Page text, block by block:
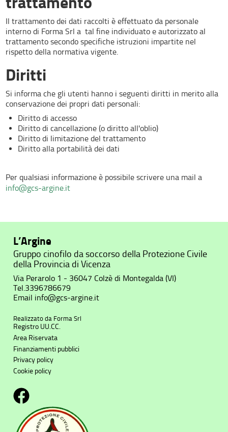
Il trattamento dei dati raccolti è effettuato da personale
interno di Forma Srl a tal fine individuato e autorizzato al
trattamento secondo specifiche istruzioni impartite nel
rispetto della normativa vigente.
Diritti
Si informa che gli utenti hanno i seguenti diritti in merito alla
conservazione dei propri dati personali:
Diritto di accesso
Diritto di cancellazione (o diritto all'oblio)
Diritto di limitazione del trattamento
Diritto alla portabilità dei dati
Per qualsiasi informazione è possibile scrivere una mail a
info@gcs-argine.it
L’Argine
Gruppo cinofilo da soccorso della Protezione Civile
della Provincia di Vicenza
Via Perarolo 1 - 36047 Colzè di Montegalda (VI)
Tel.3396786679
Email info@gcs-argine.it
Realizzato da Forma Srl
Registro UU.CC.
Area Riservata
Finanziamenti pubblici
Privacy policy
Cookie policy